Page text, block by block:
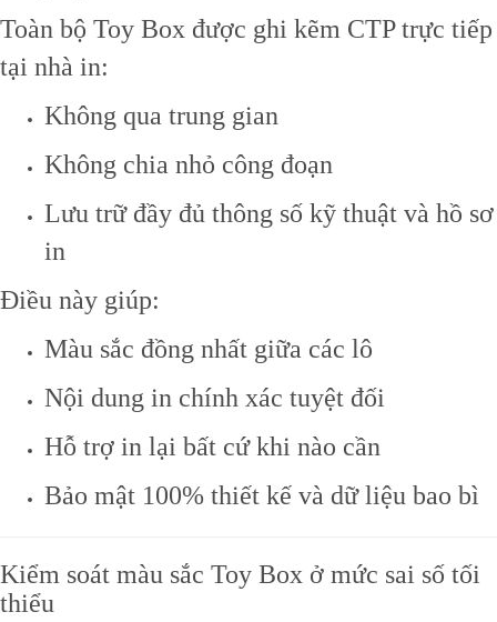
Toàn bộ Toy Box được ghi kẽm CTP trực tiếp
tại nhà in:
Không qua trung gian
Không chia nhỏ công đoạn
Lưu trữ đầy đủ thông số kỹ thuật và hồ sơ
in
Điều này giúp:
Màu sắc đồng nhất giữa các lô
Nội dung in chính xác tuyệt đối
Hỗ trợ in lại bất cứ khi nào cần
Bảo mật 100% thiết kế và dữ liệu bao bì
Kiểm soát màu sắc Toy Box ở mức sai số tối
thiểu